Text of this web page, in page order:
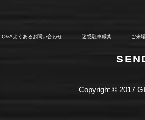
Q&Aよくあるお問い合わせ 迷惑駐車厳禁 ご来
Copyright © 2017